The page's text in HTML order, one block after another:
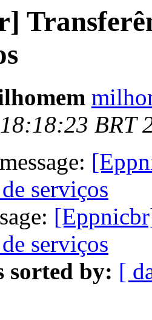
BRT
serviços
serviços
sorted by: [